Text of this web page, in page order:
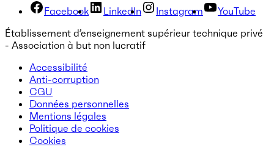
Facebook LinkedIn Instagram
YouTube
Établissement d’enseignement supérieur technique privé
- Association à but non lucratif
Accessibilité
Anti-corruption
CGU
Données personnelles
Mentions légales
Politique de cookies
Cookies